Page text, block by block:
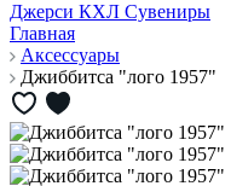
Джерси КХЛ Сувениры
Главная
Аксессуары
Джиббитса "лого 1957"